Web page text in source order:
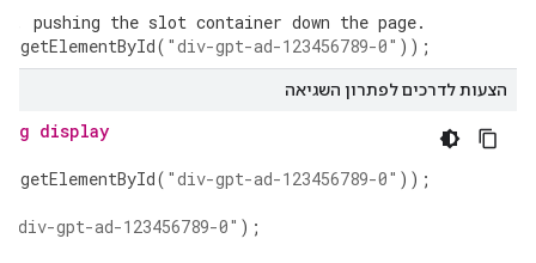
pushing the slot container down the page.
getElementById( "div-gpt-ad-123456789-0" ));
הצעות לדרכים לפתרון השגיאה
display
getElementById( "div-gpt-ad-123456789-0" ));
"div-gpt-ad-123456789-0" );